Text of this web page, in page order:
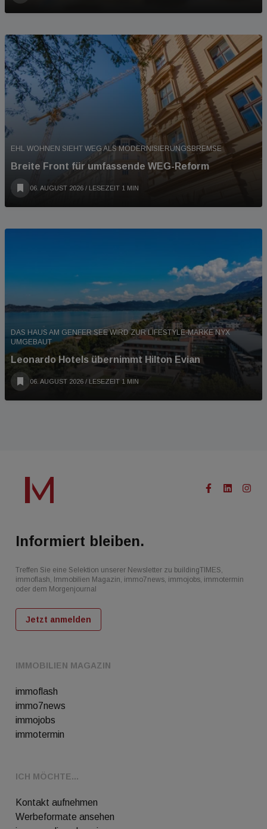
EHL WOHNEN SIEHT WEG ALS MODERNISIERUNGSBREMSE
Breite Front für umfassende WEG-Reform
06. AUGUST 2026 / LESEZEIT 1 MIN
DAS HAUS AM GENFER SEE WIRD ZUR LIFESTYLE-MARKE NYX
UMGEBAUT
Leonardo Hotels übernimmt Hilton Evian
06. AUGUST 2026 / LESEZEIT 1 MIN
IMMOBILIEN MAGAZIN
immoflash
immo7news
immojobs
immotermin
ICH MÖCHTE...
Kontakt aufnehmen
Werbeformate ansehen
Informiert bleiben.
Treffen Sie eine Selektion unserer Newsletter zu buildingTIMES,
immoflash, Immobilien Magazin, immo7news, immojobs, immotermin
oder dem Morgenjournal
Jetzt anmelden